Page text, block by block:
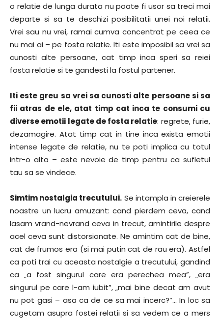
o relatie de lunga durata nu poate fi usor sa treci mai
departe si sa te deschizi posibilitatii unei noi relatii.
Vrei sau nu vrei, ramai cumva concentrat pe ceea ce
nu mai ai – pe fosta relatie. Iti este imposibil sa vrei sa
cunosti alte persoane, cat timp inca speri sa reiei
fosta relatie si te gandesti la fostul partener.
Iti este greu sa vrei sa cunosti alte persoane si sa
fii atras de ele, atat timp cat inca te consumi cu
diverse emotii legate de fosta relatie: regrete, furie,
dezamagire. Atat timp cat in tine inca exista emotii
intense legate de relatie, nu te poti implica cu totul
intr-o alta – este nevoie de timp pentru ca sufletul
tau sa se vindece.
Simtim nostalgia trecutului. Se intampla in creierele
noastre un lucru amuzant: cand pierdem ceva, cand
lasam vrand-nevrand ceva in trecut, amintirile despre
acel ceva sunt distorsionate. Ne amintim cat de bine,
cat de frumos era (si mai putin cat de rau era). Astfel
ca poti trai cu aceasta nostalgie a trecutului, gandind
ca „a fost singurul care era perechea mea”, „era
singurul pe care l-am iubit”, „mai bine decat am avut
nu pot gasi – asa ca de ce sa mai incerc?”… In loc sa
cugetam asupra fostei relatii si sa vedem ce a mers